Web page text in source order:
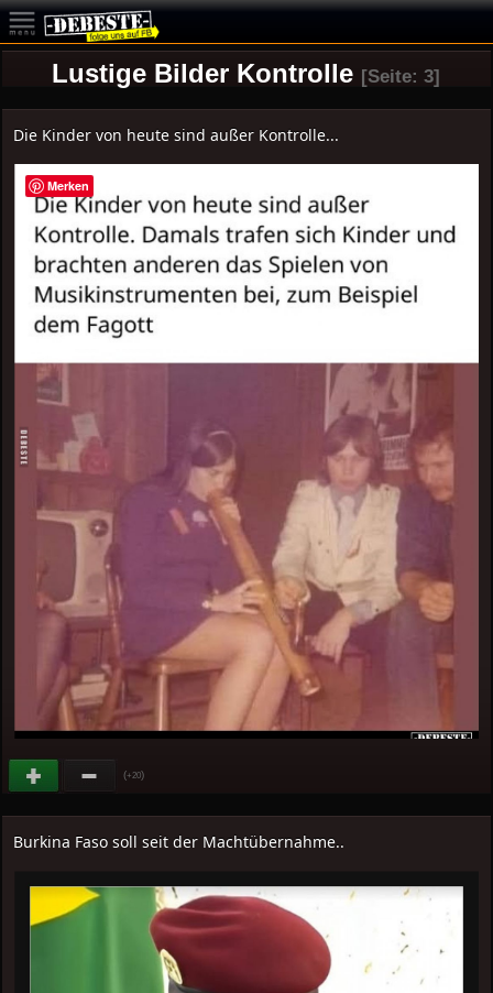
Lustige Bilder Kontrolle [Seite: 3]
Die Kinder von heute sind außer Kontrolle...
(+20)
Burkina Faso soll seit der Machtübernahme..
Merken